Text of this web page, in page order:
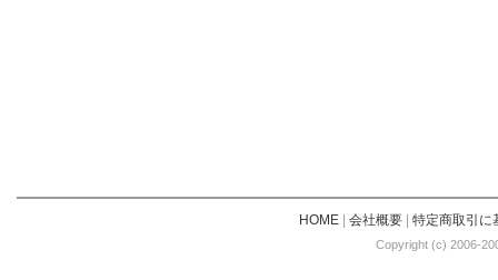
HOME| 会社概要| 特定商取引に
Copyright (c) 2006-